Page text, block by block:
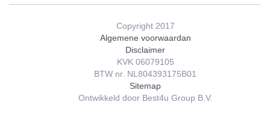
Copyright 2017
Algemene voorwaardan
Disclaimer
KVK 06079105
BTW nr. NL804393175B01
Sitemap
Ontwikkeld door Best4u Group B.V.